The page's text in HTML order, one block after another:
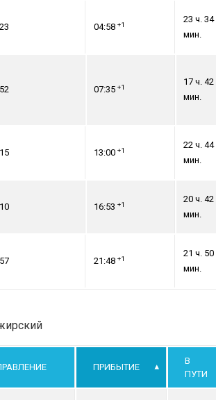
04:58 +1
23 ч. 34
мин.
07:35 +1
17 ч. 42
мин.
13:00 +1
22 ч. 44
мин.
16:53 +1
20 ч. 42
мин.
21:48 +1
21 ч. 50
мин.
ПРИБЫТИЕ
В
ПУТИ